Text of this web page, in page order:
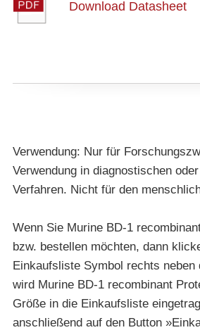
Download Datasheet
Verwendung: Nur für
Verwendung in diagnostischen
Verfahren. Nicht für den
Wenn Sie Murine BD-1
bzw. bestellen möchten, dann
Einkaufsliste Symbol rechts neben
wird Murine BD-1 recombinant
Größe in die Einkaufsliste
anschließend auf den Button